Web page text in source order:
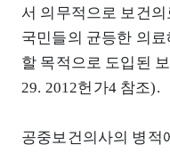
서 의무적으로 보건
국민들의 균등한 의
할 목적으로 도입된
29. 2012헌가4 참조).
공중보건의사의 병적